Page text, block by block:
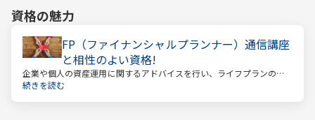
資格の魅力
FP（ファイナンシャルプランナー）通信講座
と相性のよい資格!
企業や個人の資産運用に関するアドバイスを行い、ライフプランの設
計を提案するファイナンシャルプランナー
続きを読む